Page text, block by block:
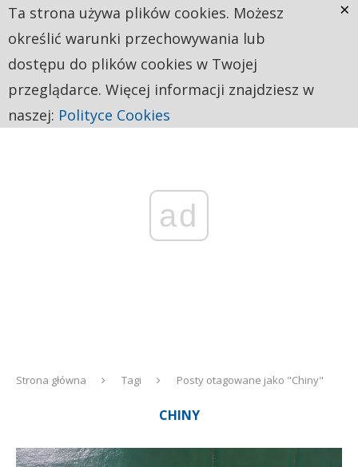
ad
Strona główna Tagi Posty otagowane jako "Chiny"
CHINY
Ta strona używa plików cookies. Możesz
określić warunki przechowywania lub
dostępu do plików cookies w Twojej
przeglądarce. Więcej informacji znajdziesz w
naszej: Polityce Cookies
×